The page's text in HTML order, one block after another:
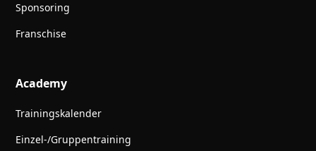
Sponsoring
Franschise
Academy
Trainingskalender
Einzel-/Gruppentraining